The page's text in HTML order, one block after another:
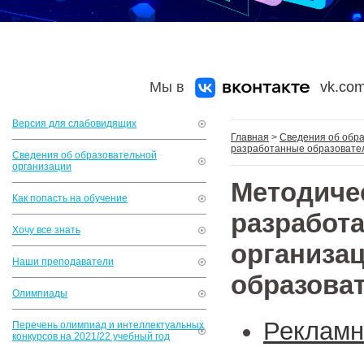
Мы в
Версия для слабовидящих
Сведения об образовательной
организации
Как попасть на обучение
Хочу все знать
Наши преподаватели
Олимпиады
Перечень олимпиад и интеллектуальных
конкурсов на 2021/22 учебный год
Главная > Сведения об
разработанные